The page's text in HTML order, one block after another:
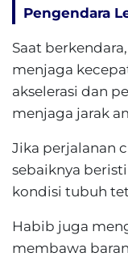
Pengendara
Saat
menjaga
akselerasi dan
menjaga jarak
Jika perjalanan
sebaiknya
kondisi tubuh
Habib juga
membawa